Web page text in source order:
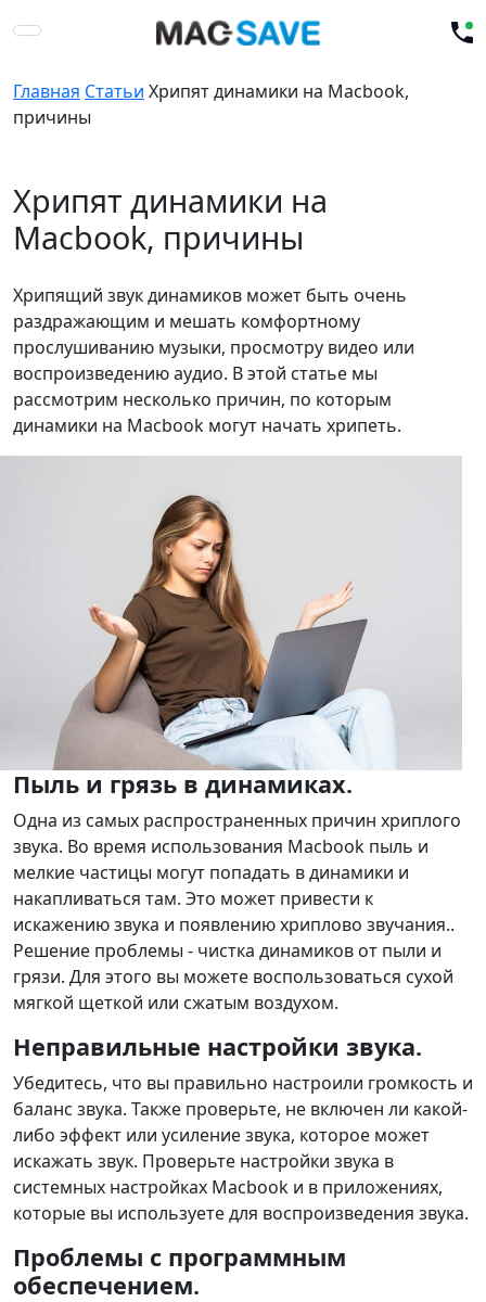
Главная Статьи Хрипят динамики на Macbook,
причины
Хрипят динамики на
Macbook, причины
Хрипящий звук динамиков может быть очень
раздражающим и мешать комфортному
прослушиванию музыки, просмотру видео или
воспроизведению аудио. В этой статье мы
рассмотрим несколько причин, по которым
динамики на Macbook могут начать хрипеть.
Пыль и грязь в динамиках.
Одна из самых распространенных причин хриплого
звука. Во время использования Macbook пыль и
мелкие частицы могут попадать в динамики и
накапливаться там. Это может привести к
искажению звука и появлению хриплово звучания..
Решение проблемы - чистка динамиков от пыли и
грязи. Для этого вы можете воспользоваться сухой
мягкой щеткой или сжатым воздухом.
Неправильные настройки звука.
Убедитесь, что вы правильно настроили громкость и
баланс звука. Также проверьте, не включен ли какой-
либо эффект или усиление звука, которое может
искажать звук. Проверьте настройки звука в
системных настройках Macbook и в приложениях,
которые вы используете для воспроизведения звука.
Проблемы с программным
обеспечением.